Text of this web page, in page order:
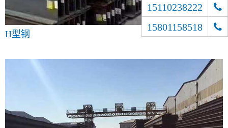
H型钢
15110238222
15801158518